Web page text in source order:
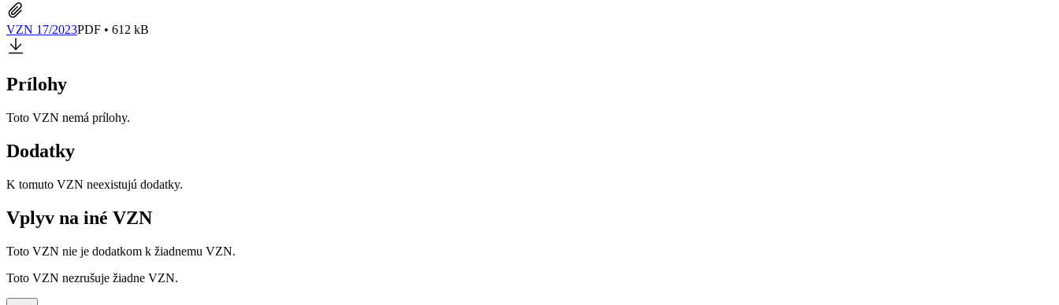
VZN 17/2023PDF • 612 kB
Prílohy
Toto VZN nemá prílohy.
Dodatky
K tomuto VZN neexistujú dodatky.
Vplyv na iné VZN
Toto VZN nie je dodatkom k žiadnemu VZN.
Toto VZN nezrušuje žiadne VZN.